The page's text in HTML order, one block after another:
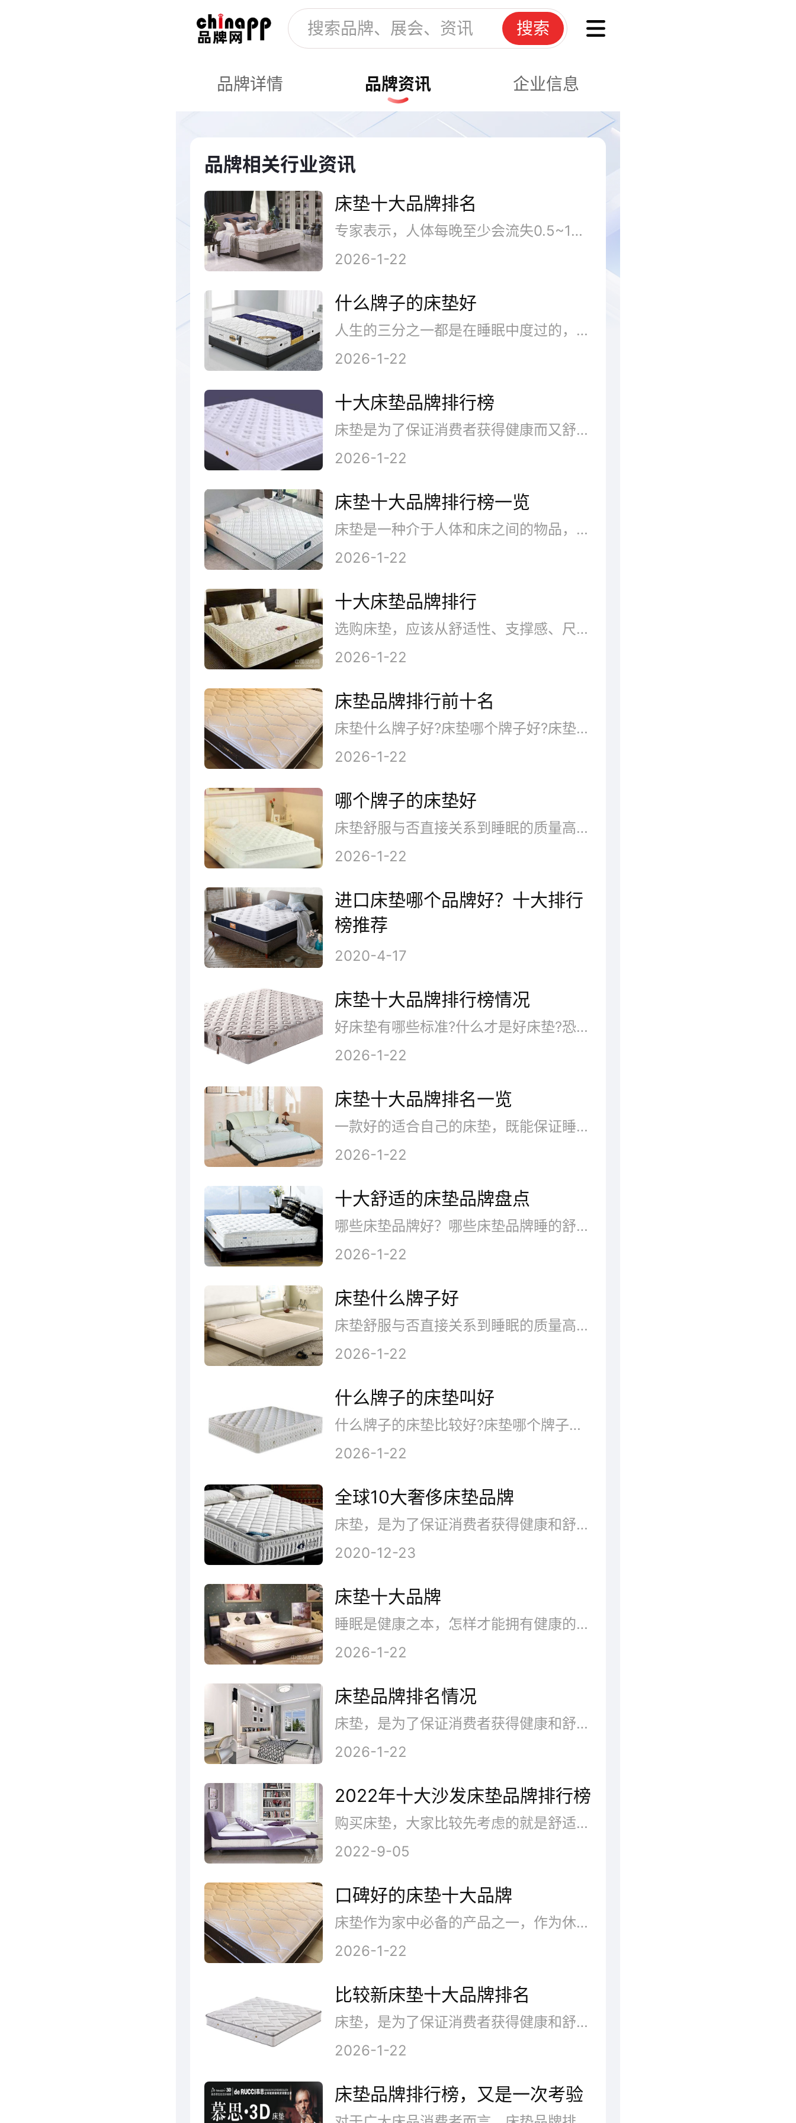
搜索
品牌详情 品牌资讯 企业信息
品牌相关行业资讯
床垫十大品牌排名
专家表示，人体每晚至少会流失0.5~1升的水分，因此床也需要呼吸，以便将夜间产生的水分及时排出去,同时良好的透气性也使得床垫与身体长时间接触部分的温度不至过高，保证连续睡眠。那么，中国床垫什么品牌好?怎么挑选床垫好，中国床垫十大品牌排名为大家解愁。
2026-1-22
什么牌子的床垫好
人生的三分之一都是在睡眠中度过的，所以拥有一个好的床和床垫是很重要的一件事，好的床垫在睡觉时会感觉非常的舒适，而且还能提高睡眠...
2026-1-22
十大床垫品牌排行榜
床垫是为了保证消费者获得健康而又舒适的睡眠而使用的一种介于人体和床之间物品，材质繁多。能够使人感到舒适的床垫有两个标准：一是人...
2026-1-22
床垫十大品牌排行榜一览
床垫是一种介于人体和床之间的物品，用来保证我们健康舒适的睡眠，由各种材料制成的床垫可以给人们带来不同的睡眠效果。在这里为大家介绍几款不错的靠谱品牌，都是有一些网友等推荐的，也是具有一定的知名度，比较靠谱，质量方面也有保证。
2026-1-22
十大床垫品牌排行
选购床垫，应该从舒适性、支撑感、尺寸和耐久性四个方面详细了解，并且结合自己的生理特点、睡眠习惯挑选一张适合自己的优质床垫。下面...
2026-1-22
床垫品牌排行前十名
床垫什么牌子好?床垫哪个牌子好?床垫品牌都有哪些?下面就跟着品牌网小编一起来看看十大床垫品牌排行榜。
2026-1-22
哪个牌子的床垫好
床垫舒服与否直接关系到睡眠的质量高低，不少消费者在购买床垫时会纠结哪个牌子的床垫好。
2026-1-22
进口床垫哪个品牌好？十大排行
榜推荐
2020-4-17
床垫十大品牌排行榜情况
好床垫有哪些标准?什么才是好床垫?恐怕会众说纷纭，莫衷一是。但从力学和人体工学上来说，好床垫就具备两个标准：一是人无论处于哪种睡眠姿势，脊柱都能保持平直舒展;二是压强均等，人躺在上面全身能够得到充分放松。目前床垫十大品牌都是从力学和人体工学上来研究和生产的。
2026-1-22
床垫十大品牌排名一览
一款好的适合自己的床垫，既能保证睡眠质量好又能感觉到睡觉过程中很舒适，很多床垫十大品牌都是从很多力学以及其他人体学中研究并生产。床垫十大品牌中的品牌各有各的特别之处，现在随品牌网的小编一起来看看床垫十大品牌排行榜吧!
2026-1-22
十大舒适的床垫品牌盘点
哪些床垫品牌好？哪些床垫品牌睡的舒服？上舒适的床垫盘点！
2026-1-22
床垫什么牌子好
床垫舒服与否直接关系到睡眠的质量高低，不少消费者在购买床垫时会纠结哪个牌子的床垫好。
2026-1-22
什么牌子的床垫叫好
什么牌子的床垫比较好?床垫哪个牌子好?床垫品牌都有哪些?下面就跟着品牌网小编一起来看看十大热卖床垫品牌排行榜吧。
2026-1-22
全球10大奢侈床垫品牌
床垫，是为了保证消费者获得健康和舒适睡眠而使用的一种介于人体和床之间的物品。床垫材质繁多，不同材料制作的床垫能给人带来不同的睡眠效果。
2020-12-23
床垫十大品牌
睡眠是健康之本，怎样才能拥有健康的睡眠呢?除了自身的生活习性之外，床垫的选择也是非常重要的。现在都有哪些好的床垫品牌?什么牌子的...
2026-1-22
床垫品牌排名情况
床垫，是为了保证消费者获得健康和舒适睡眠而使用的一种介于人体和床之间的物品。床垫材质繁多，不同材料制作的床垫能给人带来不同的睡眠效果。那么床垫有哪些好牌子呢?品牌网依托大数据技术,综合品牌实力、产品销量、用户口碑、网友投票等近百项指标评选出了床垫品牌排行榜，供大家参考选择。
2026-1-22
2022年十大沙发床垫品牌排行榜
购买床垫，大家比较先考虑的就是舒适和耐用，一个好的床垫能够让我们睡得更好，拥有更好的睡眠质量。下面小编就给大家盘点一下2022年网友评选出来的十大沙发床垫品牌。希望小编的分享，能够帮助大家选择一个好的床垫。
2022-9-05
口碑好的床垫十大品牌
床垫作为家中必备的产品之一，作为休息的一席之地，我们有权利必须选择好的。那么什么牌子的床垫比较好呢?床垫品牌都有哪些?穗宝、梦神...
2026-1-22
比较新床垫十大品牌排名
床垫，是为了保证消费者获得健康和舒适睡眠而使用的一种介于人体和床之间的物品。床垫材质繁多，不同材料制作的床垫能给人带来不同的睡眠效果。那么床垫有哪些好牌子呢?品牌网依托大数据技术,综合品牌实力、产品销量、用户口碑、网友投票等近百项指标评选出了床垫品牌排行榜，供大家参考选择。
2026-1-22
床垫品牌排行榜，又是一次考验